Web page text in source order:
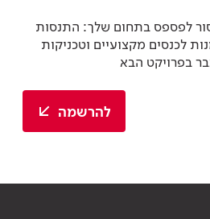
לפספס בתחום שלך: התנסות
לכנסים מקצועיים וטכניקות
בפרויקט הבא
להרשמה